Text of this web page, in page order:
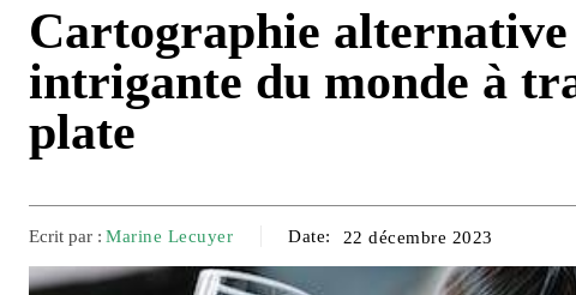
Cartographie
intrigante du monde à
plate
Ecrit par : Marine Lecuyer Date: 22 décembre 2023